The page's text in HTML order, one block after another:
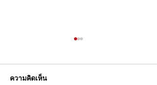
ความคิดเห็น